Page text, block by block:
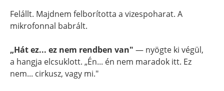
Felállt. Majdnem felborította a vizespoharat. A
mikrofonnal babrált.
„Hát ez... ez nem rendben van" — nyögte ki végül,
a hangja elcsuklott. „Én... én nem maradok itt. Ez
nem... cirkusz, vagy mi."